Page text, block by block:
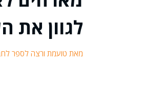
לגוון את
מאת טועמת ורצה לספר